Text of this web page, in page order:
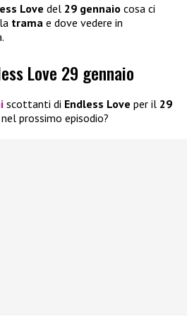
Love del 29 gennaio cosa ci
trama e dove vedere in
Love 29 gennaio
scottanti di Endless Love per il 29
prossimo episodio?